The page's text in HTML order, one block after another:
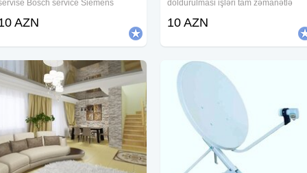
Bosch service Siemens
service Arçelik service Vestel
AZN
doldurulmasi işləri tam zəmanətlə
Panasonik, Beko, unionaer, Samsung,
Vestel, Gold,
10 AZN